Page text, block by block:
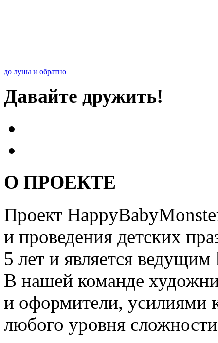
до луны и обратно
Давайте дружить!
О ПРОЕКТЕ
Проект
и проведения детских
5 лет и является
В нашей команде
и оформители, усилиями
любого уровня